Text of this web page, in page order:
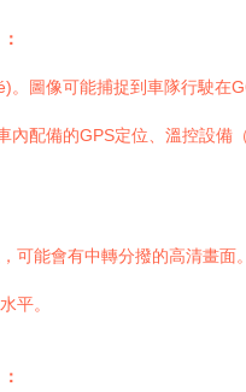
。圖像可能捕捉到車隊行駛在
內配備的GPS定位、溫控設
可能會有中轉分撥的高清畫
平。